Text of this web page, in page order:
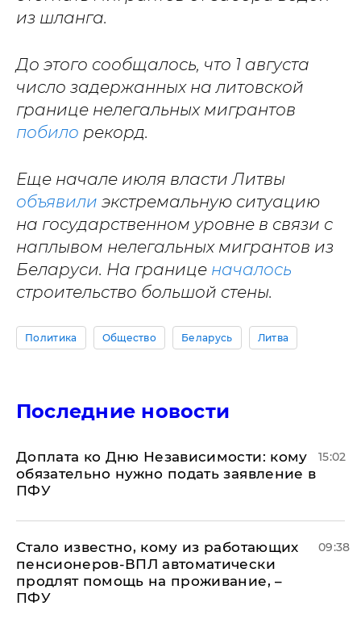
из шланга.
До этого сообщалось, что 1 августа
число задержанных на литовской
границе нелегальных мигрантов
побило рекорд.
Еще начале июля власти Литвы
объявили экстремальную ситуацию
на государственном уровне в связи с
наплывом нелегальных мигрантов из
Беларуси. На границе началось
строительство большой стены.
Политика Общество Беларусь Литва
Последние новости
Доплата ко Дню Независимости: кому
обязательно нужно подать заявление в
ПФУ
15:02
Стало известно, кому из работающих
пенсионеров-ВПЛ автоматически
продлят помощь на проживание, –
ПФУ
09:38